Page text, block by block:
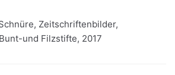
Zeitschriftenbilder,
Bunt-und Filzstifte, 2017